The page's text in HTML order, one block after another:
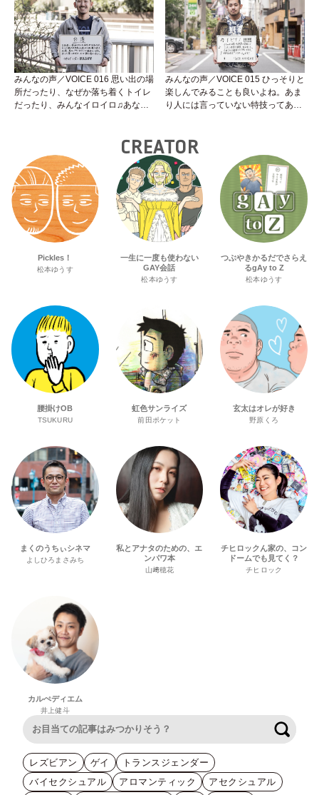
みんなの声／VOICE 016 思い出の場
所だったり、なぜか落ち着くトイレ
だったり、みんなイロイロ♫あなた
みんなの声／VOICE 015 ひっそりと
楽しんでみることも良いよね。あま
り人には言っていない特技ってあ
CREATOR
Pickles！
松本ゆうす
一生に一度も使わない
GAY会話
松本ゆうす
つぶやきかるだでさらえ
るgAy to Z
松本ゆうす
腰掛けOB
TSUKURU
虹色サンライズ
前田ポケット
玄太はオレが好き
野原くろ
まくのうちぃシネマ
よしひろまさみち
私とアナタのための、エ
ンパワ本
山﨑穂花
チヒロックん家の、コン
ドームでも見てく？
チヒロック
カルぺディエム
井上健斗
レズビアン ゲイ
トランスジェンダー
バイセクシュアル
アロマンティック アセクシュアル